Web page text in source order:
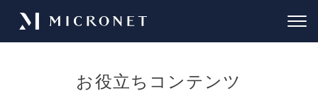
お役立ちコンテンツ